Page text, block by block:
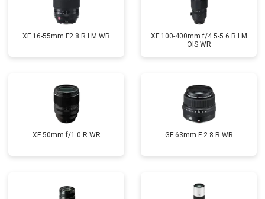
XF 16-55mm F2.8 R LM WR
XF 100-400mm f/4.5-5.6 R LM
OIS WR
XF 50mm f/1.0 R WR GF 63mm F 2.8 R WR